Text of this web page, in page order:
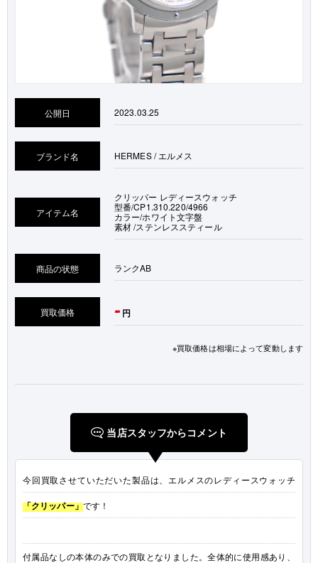
公開日 2023.03.25
ブランド名 HERMES / エルメス
アイテム名
クリッパー レディースウォッチ
型番/CP1.310.220/4966
カラー/ホワイト文字盤
素材 /ステンレススティール
商品の状態 ランクAB
買取価格 - 円
※買取価格は相場によって変動します
当店スタッフからコメント
今回買取させていただいた製品は、エルメスのレディースウォッチ
「クリッパー」です！
付属品なしの本体のみでの買取となりました。全体的に使用感あり、